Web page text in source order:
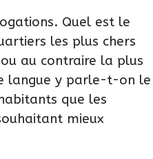
Quel est le
les plus chers
au contraire la plus
langue y parle-t-on le
que les
mieux